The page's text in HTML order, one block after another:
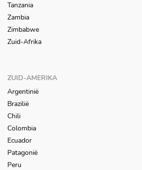
Tanzania
Zambia
Zimbabwe
Zuid-Afrika
ZUID-AMERIKA
Argentinië
Brazilië
Chili
Colombia
Ecuador
Patagonië
Peru